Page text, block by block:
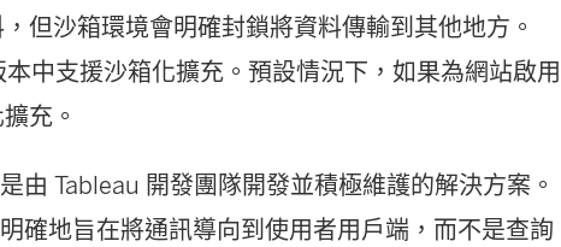
但沙箱環境會明確封鎖將資料傳輸到其他地方。
中支援沙箱化擴充。預設情況下，如果為網站啟用
充。
由 Tableau 開發團隊開發並積極維護的解決方案。
確地旨在將通訊導向到使用者用戶端，而不是查詢